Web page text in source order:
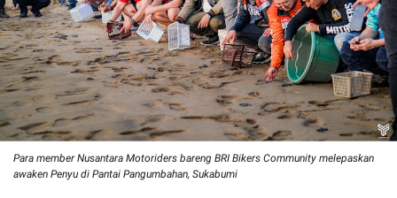
Para member Nusantara Motoriders bareng BRI Bikers Community melepaskan
awaken Penyu di Pantai Pangumbahan, Sukabumi